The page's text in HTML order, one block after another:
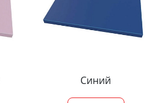
Синий